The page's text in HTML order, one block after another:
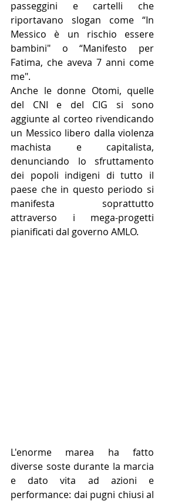
passeggini e cartelli che
riportavano slogan come “In
Messico è un rischio essere
bambini" o “Manifesto per
Fatima, che aveva 7 anni come
me".
Anche le donne Otomi, quelle
del CNI e del CIG si sono
aggiunte al corteo rivendicando
un Messico libero dalla violenza
machista e capitalista,
denunciando lo sfruttamento
dei popoli indigeni di tutto il
paese che in questo periodo si
manifesta soprattutto
attraverso i mega-progetti
pianificati dal governo AMLO.
L'enorme marea ha fatto
diverse soste durante la marcia
e dato vita ad azioni e
performance: dai pugni chiusi al